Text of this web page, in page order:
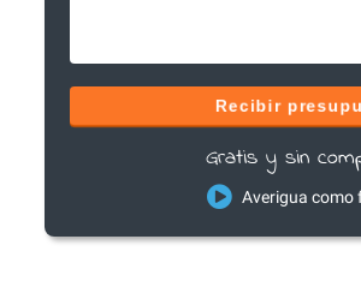
Recibir
Gratis y sin
Averigua como